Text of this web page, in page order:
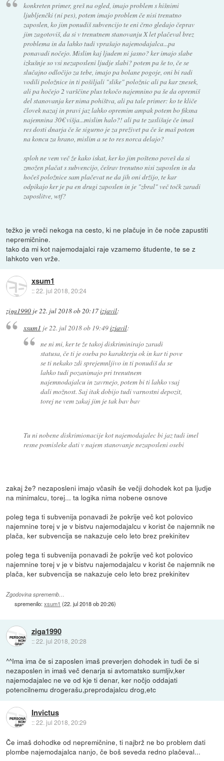
konkreten primer, greš na ogled, imajo problem s hišnimi
ljubljenčki (ni pes), potem imajo problem če nisi trenutno
zaposlen, ko jim ponudiš subvencijo te eni črno gledajo čeprav
jim zagotoviš, da si v trenutnem stanovanju X let plačeval brez
problema in da lahko tudi vprašajo najemodajalca...pa
ponavadi nočejo. Mislim kaj ljudem ni jasno? ker imajo slabe
izkušnje so vsi nezaposleni ljudje slabi? potem pa še to, če se
slučajno odločijo za tebe, imajo pa bolane pogoje, oni bi radi
vodili položnice in ti pošiljali "slike" položnic ali pa kar znesek,
ali pa hočejo 2 varščine plus tekočo najemnino pa še da opremiš
del stanovanja ker nima pohištva, ali pa tale primer: ko te kliče
človek nazaj in pravi jaz lahko opremim ampak potem bo fiksna
najemnina 30€ višja...mislim halo?! ali pa te zaslišuje če imaš
res dosti dnarja če še sigurno je za preživet pa če še maš potem
na koncu za hrano, mislim a se to res norca delajo?
sploh ne vem več že kako iskat, ker ko jim pošteno poveš da si
zmožen plačat s subvencijo, češrav trenutno nisi zaposlen in da
hočeš položnice sam plačevat ne da jih oni držijo, te kar
odpikajo ker je pa en drugi zaposlen in je "zbral" več točk zaradi
zaposlitve, wtf?
težko je vreči nekoga na cesto, ki ne plačuje in če noče zapustiti
nepremičnine.
tako da mi kot najemodajalci raje vzamemo študente, te se z
lahkoto ven vrže.
xsum1
::22. jul 2018, 20:24
ziga1990 je22. jul 2018 ob 20:17izjavil:
xsum1 je 22. jul 2018 ob 19:49izjavil:
ne ni mi, ker te že takoj diskriminirajo zaradi
statusa, če ti je oseba po karakterju ok in kar ti pove
se ti nekako zdi sprejemnljivo in ti ponudiš da se
lahko tudi pozanimajo pri trenutnem
najemnodajalcu in zavrnejo, potem bi ti lahko vsaj
dali možnost. Saj itak dobijo tudi varnostni depozit,
torej ne vem zakaj jim je tak bav bav
Tu ni nobene diskrimionacije kot najemodajalec bi jaz tudi imel
resne pomisleke dati v najem stanovanje nezaposleni osebi
zakaj že? nezaposleni imajo včasih še večji dohodek kot pa ljudje
na minimalcu, torej... ta logika nima nobene osnove
poleg tega ti subvenija ponavadi že pokrije več kot polovico
najemnine torej v je v bistvu najemodajalcu v korist če najemnik ne
plača, ker subvencija se nakazuje celo leto brez prekinitev
poleg tega ti subvenija ponavadi že pokrije več kot polovico
najemnine torej v je v bistvu najemodajalcu v korist če najemnik ne
plača, ker subvencija se nakazuje celo leto brez prekinitev
Zgodovina sprememb…
spremenilo:xsum1 (22. jul 2018 ob 20:26)
ziga1990
::22. jul 2018, 20:28
^^Ima ima če si zaposlen imaš preverjen dohodek in tudi če si
nezaposlen in imaš več denarja si avtomatsko sumljiv,ker
najemodajalec ne ve od kje ti denar, ker nočjo oddajati
potencilnemu drogerašu,preprodajalcu drog,etc
Invictus
::22. jul 2018, 20:29
Če imaš dohodke od nepremičnine, ti najbrž ne bo problem dati
plombe najemodajalca nanjo, če boš seveda redno plačeval...